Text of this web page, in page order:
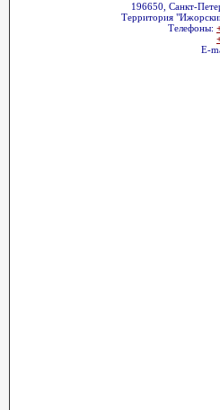
196650, Санкт-
Территория
Телефоны:
E-